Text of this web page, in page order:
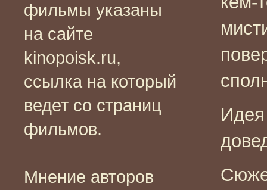
фильмы указаны
на сайте
kinopoisk.ru,
ссылка на который
ведет со страниц
фильмов.
Мнение авторов